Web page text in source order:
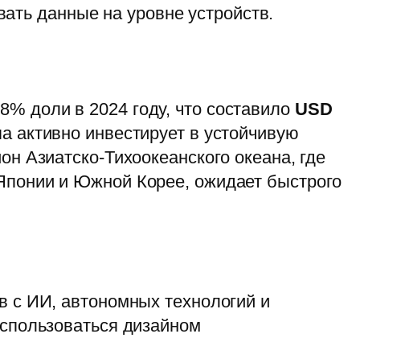
данные на уровне устройств.
доли в 2024 году, что составило USD
инвестирует в устойчивую
Азиатско-Тихоокеанского океана, где
и Южной Корее, ожидает быстрого
с ИИ, автономных технологий и
дизайном